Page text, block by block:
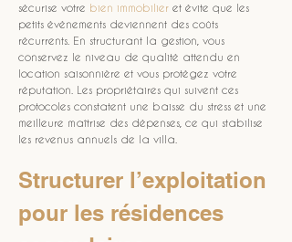
sécurise votre bien immobilier et évite que les
petits événements deviennent des coûts
récurrents. En structurant la gestion, vous
conservez le niveau de qualité attendu en
location saisonnière et vous protégez votre
réputation. Les propriétaires qui suivent ces
protocoles constatent une baisse du stress et une
meilleure maîtrise des dépenses, ce qui stabilise
les revenus annuels de la villa.
Structurer l’exploitation
pour les résidences